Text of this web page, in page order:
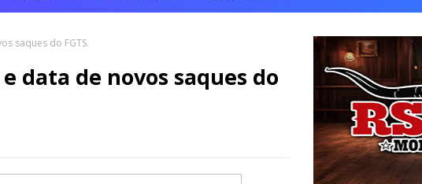
saques do FGTS.
data de novos saques do